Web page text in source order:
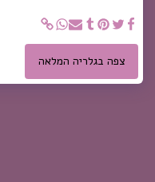
צפה בגלריה המלאה